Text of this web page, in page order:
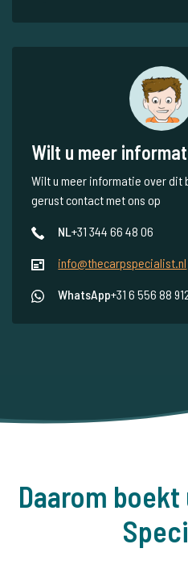
Wilt u meer
Wilt u meer informatie over dit
gerust contact met ons op
NL+31 344 66 48 06
info@thecarpspecialist.nl
WhatsApp+31 6 556 88
Daarom boekt